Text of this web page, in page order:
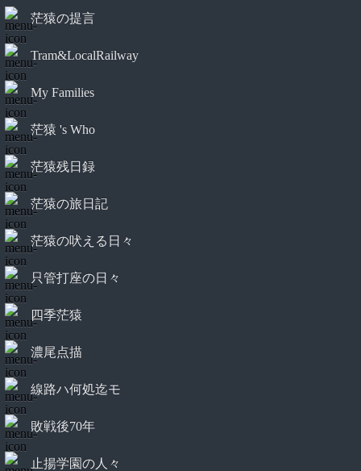
茫猿の提言
Tram&LocalRailway
My Families
茫猿 's Who
茫猿残日録
茫猿の旅日記
茫猿の吠える日々
只管打座の日々
四季茫猿
濃尾点描
線路ハ何処迄モ
敗戦後70年
止揚学園の人々